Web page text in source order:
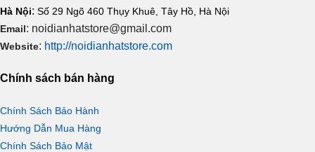
Hà Nội: Số 29 Ngõ 460 Thụy Khuê, Tây Hồ, Hà Nội
Email: noidianhatstore@gmail.com
Website: http://noidianhatstore.com
Chính sách bán hàng
Chính Sách Bảo Hành
Hướng Dẫn Mua Hàng
Chính Sách Bảo Mật